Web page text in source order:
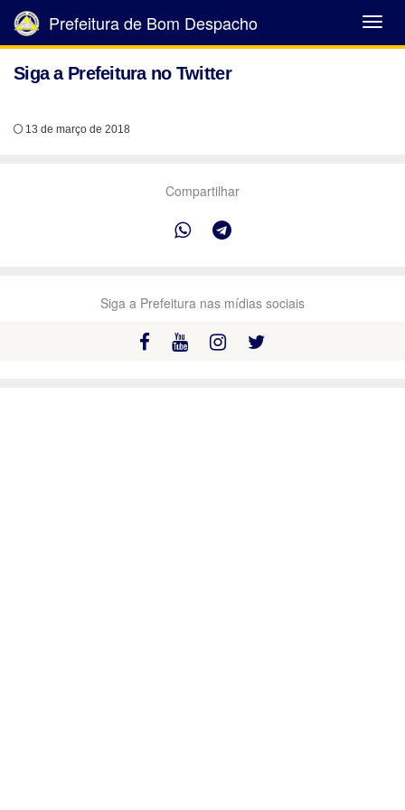
Abrir
Menu
Prefeitura de Bom Despacho
Siga a Prefeitura no Twitter
13 de março de 2018
Compartilhar
Siga a Prefeitura nas mídias sociais